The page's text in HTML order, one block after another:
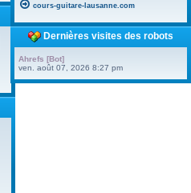
cours-guitare-lausanne.com
Dernières visites des robots
Ahrefs [Bot]
ven. août 07, 2026 8:27 pm